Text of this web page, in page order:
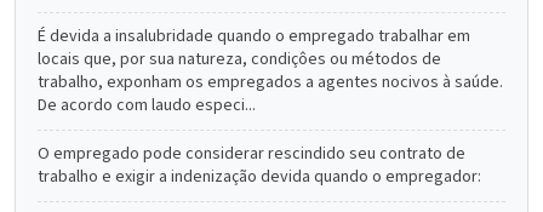
É devida a insalubridade quando o empregado trabalhar em
locais que, por sua natureza, condiçôes ou métodos de
trabalho, exponham os empregados a agentes nocivos à saúde.
De acordo com laudo especi...
O empregado pode considerar rescindido seu contrato de
trabalho e exigir a indenização devida quando o empregador: